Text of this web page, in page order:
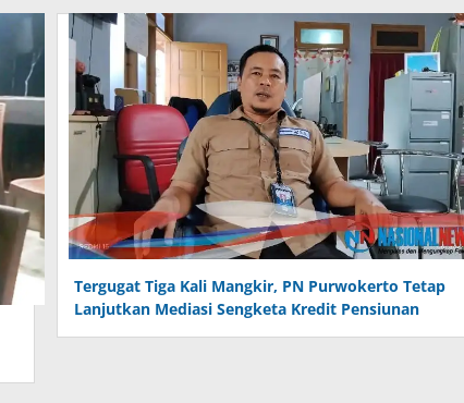
Tergugat Tiga Kali Mangkir, PN Purwokerto Tetap
Lanjutkan Mediasi Sengketa Kredit Pensiunan